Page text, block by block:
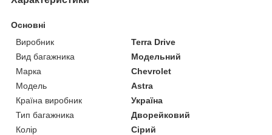
Основні
Виробник
Terra Drive
Вид багажника
Модельний
Марка
Chevrolet
Модель
Astra
Країна виробник
Україна
Тип багажника
Дворейковий
Колір
Сірий